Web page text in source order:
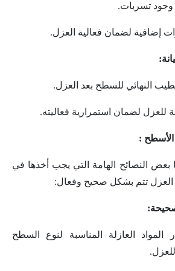
وجود تسربات.
إضافية لضمان فعالية العزل.
النهائي للسطح بعد العزل.
للعزل لضمان استمرارية فعاليته.
الأسطح :
بعض النصائح الهامة التي يجب أخذها في
العزل تتم بشكل صحيح وفعال:
العازلة المناسبة لنوع السطح